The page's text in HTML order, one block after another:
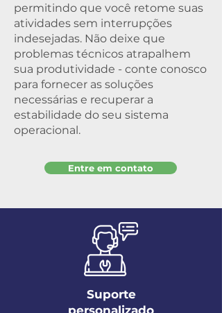
permitindo que você retome suas
atividades sem interrupções
indesejadas. Não deixe que
problemas técnicos atrapalhem
sua produtividade - conte conosco
para fornecer as soluções
necessárias e recuperar a
estabilidade do seu sistema
operacional.
Entre em contato
Suporte
personalizado